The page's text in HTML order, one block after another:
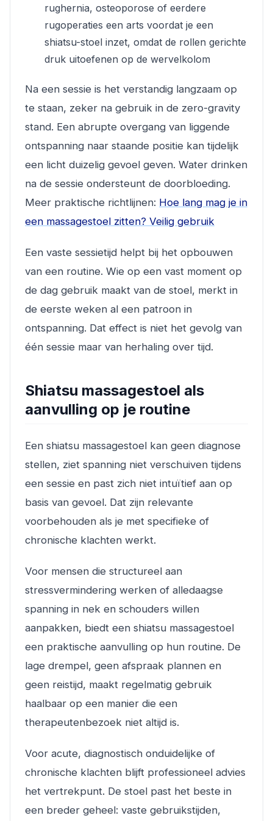
rughernia, osteoporose of eerdere
rugoperaties een arts voordat je een
shiatsu-stoel inzet, omdat de rollen gerichte
druk uitoefenen op de wervelkolom
Na een sessie is het verstandig langzaam op
te staan, zeker na gebruik in de zero-gravity
stand. Een abrupte overgang van liggende
ontspanning naar staande positie kan tijdelijk
een licht duizelig gevoel geven. Water drinken
na de sessie ondersteunt de doorbloeding.
Meer praktische richtlijnen: Hoe lang mag je in
een massagestoel zitten? Veilig gebruik
Een vaste sessietijd helpt bij het opbouwen
van een routine. Wie op een vast moment op
de dag gebruik maakt van de stoel, merkt in
de eerste weken al een patroon in
ontspanning. Dat effect is niet het gevolg van
één sessie maar van herhaling over tijd.
Shiatsu massagestoel als
aanvulling op je routine
Een shiatsu massagestoel kan geen diagnose
stellen, ziet spanning niet verschuiven tijdens
een sessie en past zich niet intuïtief aan op
basis van gevoel. Dat zijn relevante
voorbehouden als je met specifieke of
chronische klachten werkt.
Voor mensen die structureel aan
stressvermindering werken of alledaagse
spanning in nek en schouders willen
aanpakken, biedt een shiatsu massagestoel
een praktische aanvulling op hun routine. De
lage drempel, geen afspraak plannen en
geen reistijd, maakt regelmatig gebruik
haalbaar op een manier die een
therapeutenbezoek niet altijd is.
Voor acute, diagnostisch onduidelijke of
chronische klachten blijft professioneel advies
het vertrekpunt. De stoel past het beste in
een breder geheel: vaste gebruikstijden,